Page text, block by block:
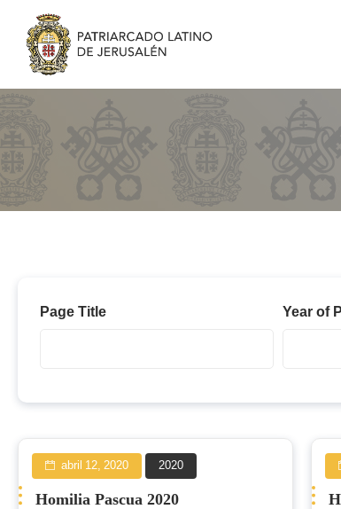
Page Title Year of
abril 12, 2020 2020
Homilia Pascua 2020